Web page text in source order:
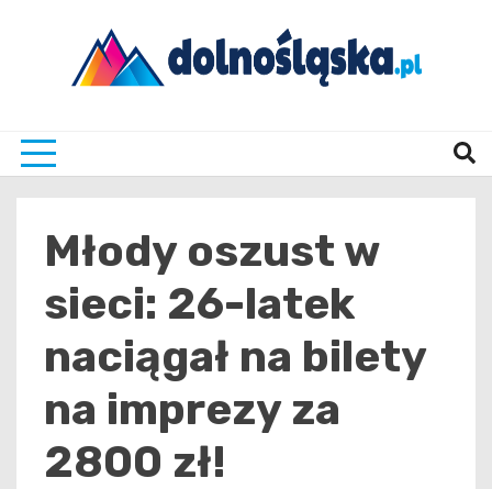
Młody oszust w
sieci: 26-latek
naciągał na bilety
na imprezy za
2800 zł!